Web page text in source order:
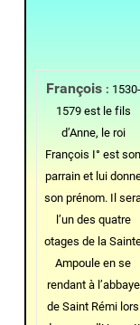
François : 1530-
1579 est le fils
d’Anne, le roi
François I° est son
parrain et lui
son prénom. Il
l’un des quatre
otages de la
Ampoule en se
rendant à l’abbaye
de Saint Rémi lors